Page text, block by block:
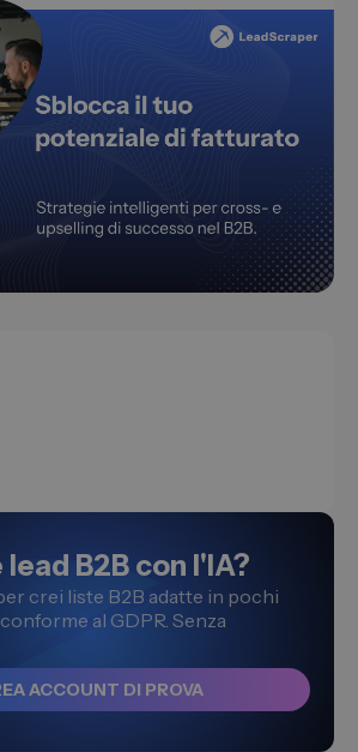
B2B con l'IA?
crei liste B2B adatte in pochi
al GDPR. Senza
ACCOUNT DI PROVA